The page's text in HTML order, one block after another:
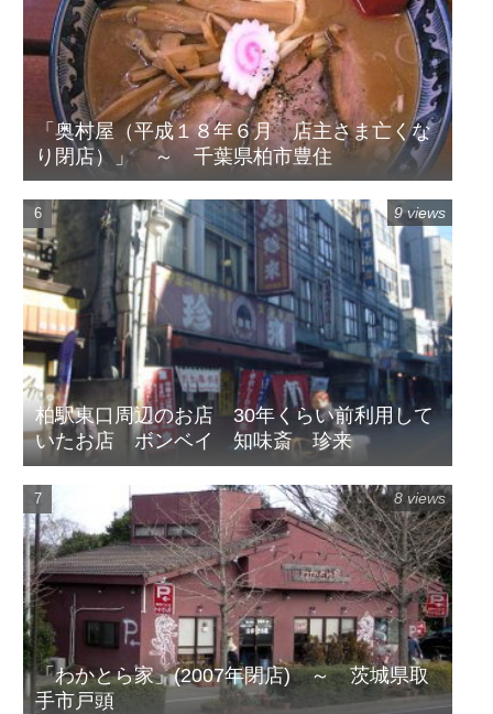
「奥村屋（平成１８年６月 店主さま亡くな
り閉店）」 ～ 千葉県柏市豊住
柏駅東口周辺のお店 30年くらい前利用して
いたお店 ボンベイ 知味斎 珍来
9 views
「わかとら家」(2007年閉店) ～ 茨城県取
手市戸頭
8 views